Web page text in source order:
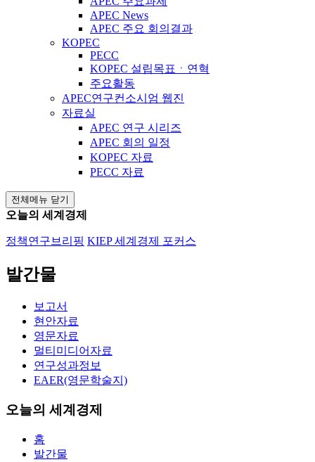
APEC News
APEC 주요 회의결과
KOPEC
PECC
KOPEC 설립목표ㆍ연혁
주요활동
APEC연구컨소시엄 웹진
자료실
APEC 연구 시리즈
APEC 회의 일정
KOPEC 자료
PECC 자료
전체메뉴 닫기
오늘의 세계경제
정책연구브리핑 KIEP 세계경제 포커스
발간물
보고서
현안자료
영문자료
멀티미디어자료
연구성과정보
EAER(영문학술지)
오늘의 세계경제
홈
발간물